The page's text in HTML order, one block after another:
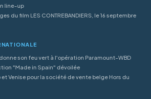
line-up
du film LES CONTREBANDIERS, le 16 septembre
son feu vert à l'opération Paramount-WBD
"Made in Spain" dévoilée
et Venise pour la société de vente belge Hors du